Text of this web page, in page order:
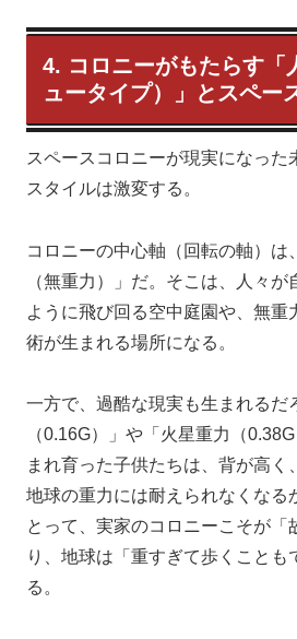
4. コロニーがもたらす「
ュータイプ）」とスペー
スペースコロニーが現実になった
スタイルは激変する。
コロニーの中心軸（回転の軸）は
（無重力）」だ。そこは、人々
ように飛び回る空中庭園や、無重
術が生まれる場所になる。
一方で、過酷な現実も生まれるだ
（0.16G）」や「火星重力（
まれ育った子供たちは、背が高く
地球の重力には耐えられなくなる
とって、実家のコロニーこそが「
り、地球は「重すぎて歩くことも
る。